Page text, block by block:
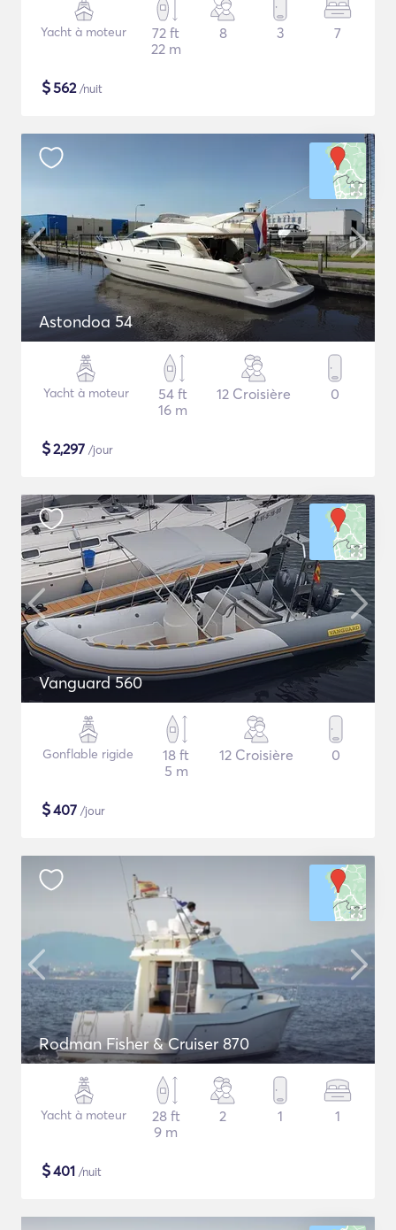
Yacht à moteur
72 ft
22 m
8 3 7
$562/nuit
Astondoa 54
Yacht à moteur
54 ft
16 m
12 Croisière 0
$2,297 /jour
Vanguard 560
Gonflable rigide
18 ft
5 m
12 Croisière 0
$407 /jour
Rodman Fisher & Cruiser 870
Yacht à moteur
28 ft
9 m
2 1 1
$401 /nuit